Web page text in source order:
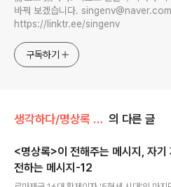
바꿔 보겠습니다.
https://linktr.ee/singenv
구독하기
생각하다/명상록 다시읽기 의 다른 글
<명상록>이 전해주는 메시지, 자기
전하는 메시지-12